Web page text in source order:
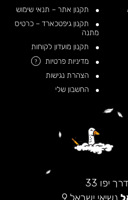
תקנון אתר – תנאי שימוש
תקנון גיפטכארד – כרטיס
מתנה
תקנון מועדון לקוחות
מדיניות פרטיות
?
הצהרת נגישות
החשבון שלי
דרך יפו 33
נשיאי ישראל 9